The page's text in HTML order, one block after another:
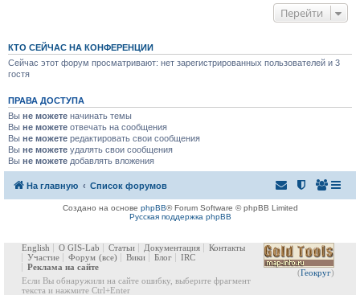
Перейти
КТО СЕЙЧАС НА КОНФЕРЕНЦИИ
Сейчас этот форум просматривают: нет зарегистрированных пользователей и 3
гостя
ПРАВА ДОСТУПА
Вы не можете начинать темы
Вы не можете отвечать на сообщения
Вы не можете редактировать свои сообщения
Вы не можете удалять свои сообщения
Вы не можете добавлять вложения
На главную Список форумов
Создано на основе phpBB® Forum Software © phpBB Limited
Русская поддержка phpBB
(Геокруг)
English О GIS-Lab Статьи Документация
Контакты
Участие
Форум (все) Вики Блог
IRC
Реклама на сайте
Если Вы обнаружили на сайте ошибку, выберите фрагмент
текста и нажмите Ctrl+Enter